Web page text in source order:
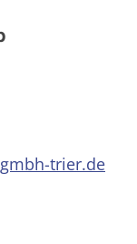
trier.de